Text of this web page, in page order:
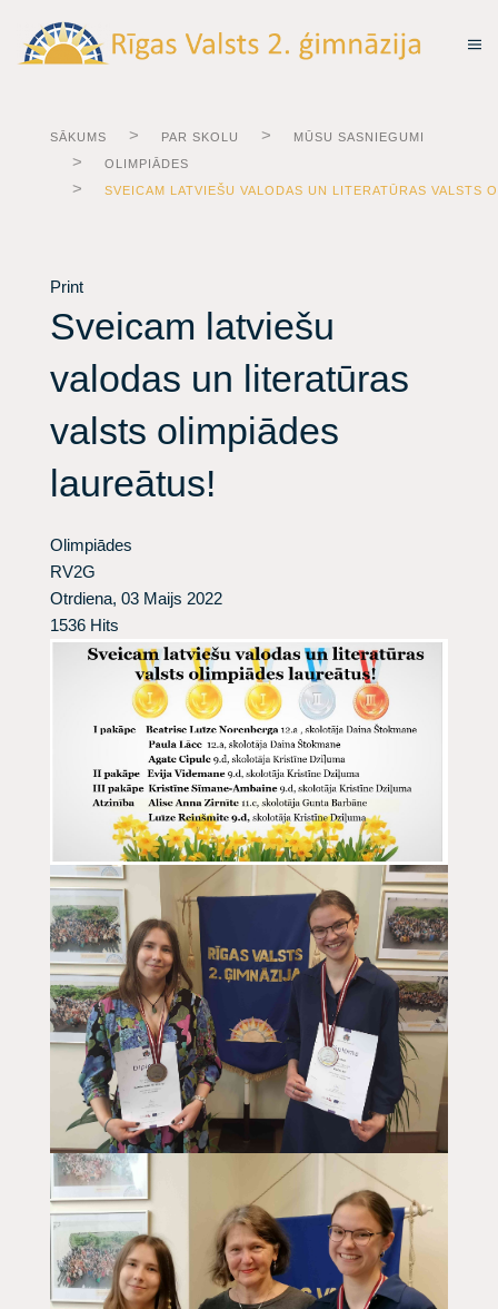
SĀKUMS PAR SKOLU
MŪSU SASNIEGUMI
OLIMPIĀDES
SVEICAM LATVIEŠU VALODAS UN LITERATŪRAS VALSTS
Print
Sveicam latviešu
valodas un literatūras
valsts olimpiādes
laureātus!
Olimpiādes
RV2G
Otrdiena, 03 Maijs 2022
1536 Hits